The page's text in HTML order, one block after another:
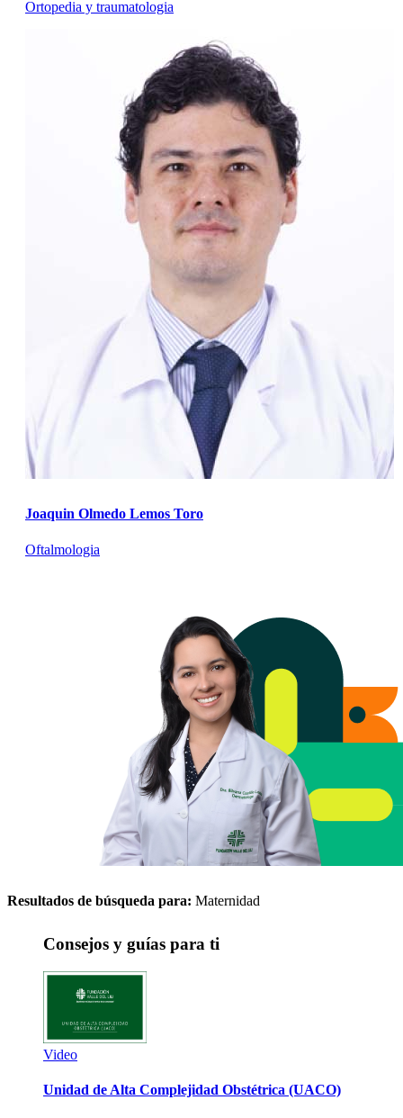
Ortopedia y traumatologia
Joaquin Olmedo Lemos Toro
Oftalmologia
Resultados de búsqueda para: Maternidad
Consejos y guías para ti
Video
Unidad de Alta Complejidad Obstétrica (UACO)